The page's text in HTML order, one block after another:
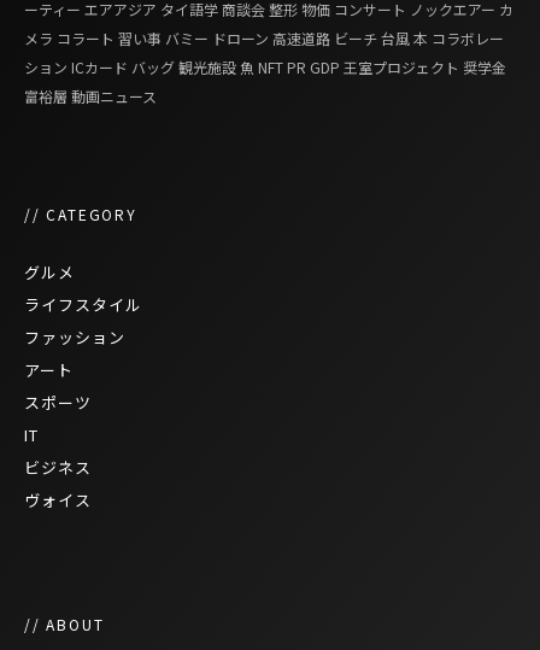
ーティー エアアジア タイ語学商談会整形 物価 コンサート ノックエアー カ
メラ コラート 習い事 バミー ドローン 高速道路 ビーチ台風本 コラボレー
ション ICカード バッグ観光施設魚 NFTPR GDP 王室プロジェクト 奨学金
富裕層 動画ニュース
// CATEGORY
グルメ
ライフスタイル
ファッション
アート
スポーツ
IT
ビジネス
ヴォイス
// ABOUT